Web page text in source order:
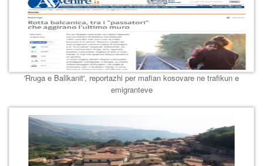
'Rruga e Ballkanit', reportazhi per mafian kosovare ne trafikun e
emigranteve